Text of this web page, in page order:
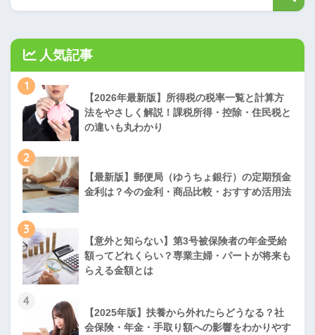
人気記事
1
【2026年最新版】所得税の税率一覧と計算方
法をやさしく解説！課税所得・控除・住民税と
の違いも丸わかり
2
【最新版】郵便局（ゆうちょ銀行）の定期預金
金利は？今の金利・商品比較・おすすめ活用法
3
【意外と知らない】第3号被保険者の年金受給
額ってどれくらい？専業主婦・パートが将来も
らえる金額とは
4
【2025年版】扶養から外れたらどうなる？社
会保険・年金・手取り額への影響をわかりやす